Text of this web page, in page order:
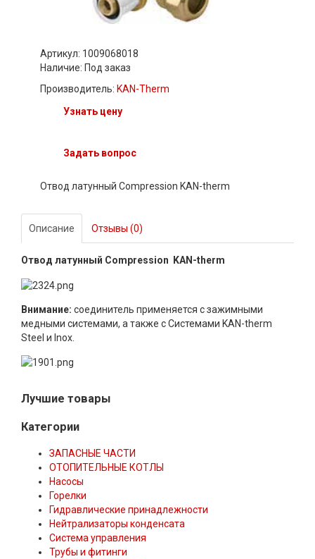
Артикул: 1009068018
Наличие: Под заказ
Производитель: KAN-Therm
Узнать цену
Задать вопрос
Отвод латунный Compression KAN-therm
Описание Отзывы (0)
Отвод латунный Compression KAN-therm
Внимание: соединитель применяется с зажимными
медными системами, а также с Системами KAN-therm
Steel и Inox.
Лучшие товары
Категории
ЗАПАСНЫЕ ЧАСТИ
ОТОПИТЕЛЬНЫЕ КОТЛЫ
Насосы
Горелки
Гидравлические принадлежности
Нейтрализаторы конденсата
Система управления
Трубы и фитинги